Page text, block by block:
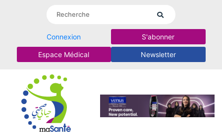
Connexion S'abonner
Espace Médical Newsletter